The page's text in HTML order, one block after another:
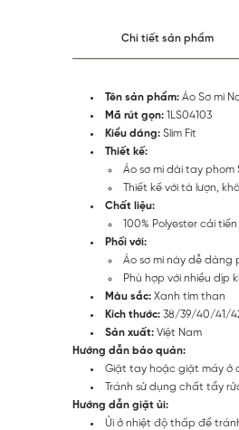
Chi tiết sản phẩm
Tên sản phẩm: Áo Sơ mi
Mã rút gọn: 1LS04103
Kiểu dáng: Slim Fit
Thiết kế:
Áo sơ mi dài tay phom
Thiết kế với tà lượn,
Chất liệu:
100% Polyester cải
Phối với:
Áo sơ mi này dễ dàng
Phù hợp với nhiều dịp
Màu sắc: Xanh tím than
Kích thước: 38/39/40/41/
Sản xuất: Việt Nam
Hướng dẫn bảo quản:
Giặt tay hoặc giặt máy ở
Tránh sử dụng chất tẩy
Hướng dẫn giặt ủi:
Ủi ở nhiệt độ thấp để